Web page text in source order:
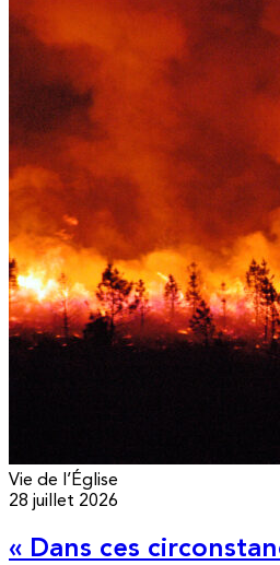
Vie de l’Église
28 juillet 2026
« Dans ces